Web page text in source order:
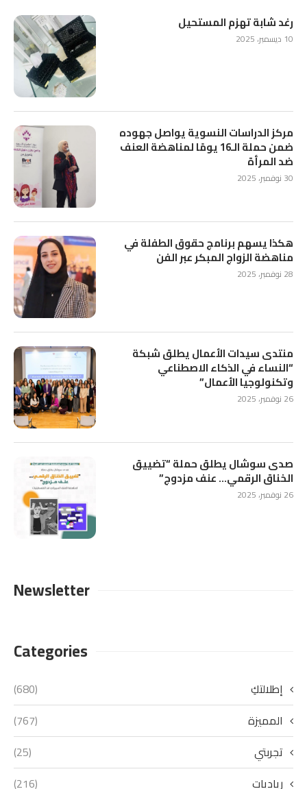
رغد شابة تهزم المستحيل
10 ديسمبر، 2025
مركز الدراسات النسوية يواصل جهوده
ضمن حملة الـ16 يومًا لمناهضة العنف
ضد المرأة
30 نوفمبر، 2025
هكذا يسهم برنامج حقوق الطفلة في
مناهضة الزواج المبكر عبر الفن
28 نوفمبر، 2025
منتدى سيدات الأعمال يطلق شبكة
“النساء في الذكاء الاصطناعي
وتكنولوجيا الأعمال”
26 نوفمبر، 2025
صدى سوشال يطلق حملة “تضييق
الخناق الرقمي… عنف مزدوج”
26 نوفمبر، 2025
Newsletter
Categories
إطلالتكِ
(680)
المميزة
(767)
تجربتي
(25)
رياديات
(216)